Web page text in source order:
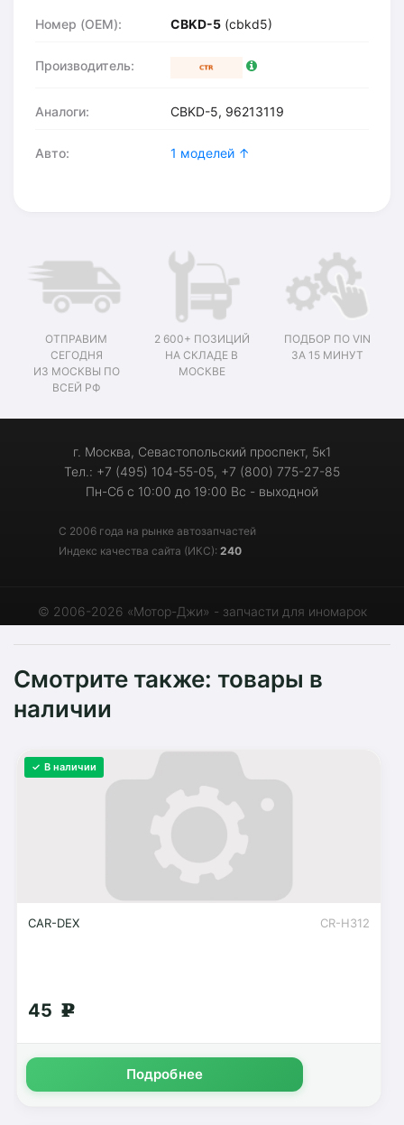
Номер (OEM): CBKD-5 (cbkd5)
Производитель:
Аналоги: CBKD-5, 96213119
Авто: 1 моделей ↑
ОТПРАВИМ
СЕГОДНЯ
ИЗ МОСКВЫ ПО
ВСЕЙ РФ
2 600+ ПОЗИЦИЙ
НА СКЛАДЕ В
МОСКВЕ
ПОДБОР ПО VIN
ЗА 15 МИНУТ
г. Москва, Севастопольский проспект, 5к1
Тел.: +7 (495) 104-55-05, +7 (800) 775-27-85
Пн-Сб с 10:00 до 19:00 Вс - выходной
С 2006 года на рынке автозапчастей
Индекс качества сайта (ИКС): 240
© 2006-2026 «Мотор-Джи» - запчасти для иномарок
Смотрите также: товары в
наличии
✓ В наличии
CR-H312
CAR-DEX
45 g
Подробнее